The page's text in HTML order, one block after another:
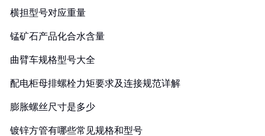
横担型号对应重量
锰矿石产品化合水含量
曲臂车规格型号大全
配电柜母排螺栓力矩要求及连接规范详解
膨胀螺丝尺寸是多少
镀锌方管有哪些常见规格和型号